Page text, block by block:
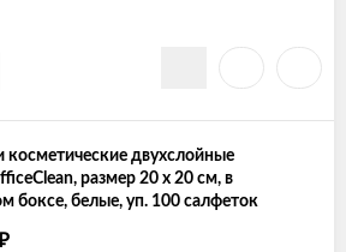
косметические двухслойные
размер 20 х 20 см, в
боксе, белые, уп. 100 салфеток